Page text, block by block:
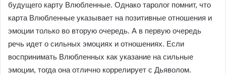
будущего карту Влюбленные. Однако таролог помнит, что
карта Влюбленные указывает на позитивные отношения и
эмоции только во вторую очередь. А в первую очередь
речь идет о сильных эмоциях и отношениях. Если
воспринимать Влюбленных как указание на сильные
эмоции, тогда она отлично коррелирует с Дьяволом.